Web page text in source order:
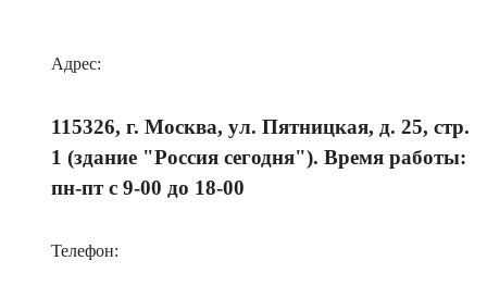
Адрес:
115326, г. Москва, ул. Пятницкая, д. 25, стр.
1 (здание "Россия сегодня"). Время работы:
пн-пт с 9-00 до 18-00
Телефон: